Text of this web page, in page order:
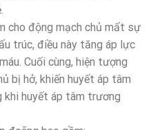
cho động mạch chủ mất sự
trúc, điều này tăng áp lực
Cuối cùng, hiện tượng
bị hở, khiến huyết áp tâm
khi huyết áp tâm trương